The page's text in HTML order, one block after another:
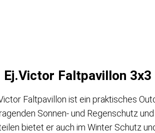
Ej.Victor Faltpavillon
Faltpavillon ist ein praktisches
Sonnen- und Regenschutz
bietet er auch im Winter Schutz